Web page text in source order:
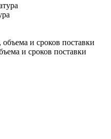
и сроков поставки